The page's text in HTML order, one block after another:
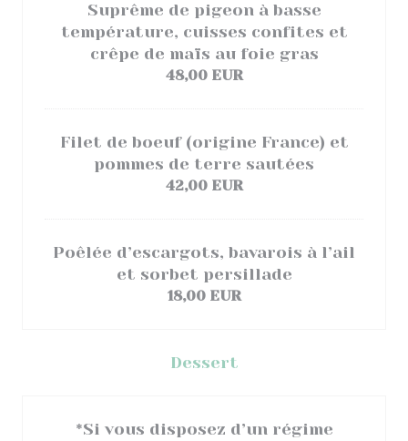
Suprême de pigeon à basse
température, cuisses confites et
crêpe de maïs au foie gras
48,00 EUR
Filet de boeuf (origine France) et
pommes de terre sautées
42,00 EUR
Poêlée d’escargots, bavarois à l’ail
et sorbet persillade
18,00 EUR
Dessert
*Si vous disposez d’un régime